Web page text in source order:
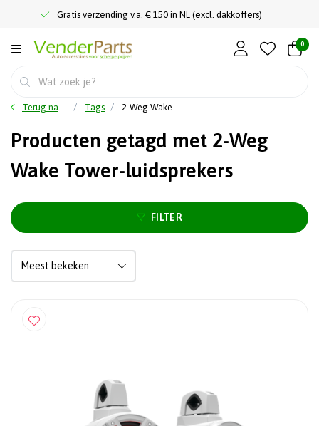
Gratis verzending v.a. € 150 in NL (excl. dakkoffers)
0
Terug naar home Tags 2-Weg Wake Tower-luidsprekers
Producten getagd met 2-Weg
Wake Tower-luidsprekers
FILTER